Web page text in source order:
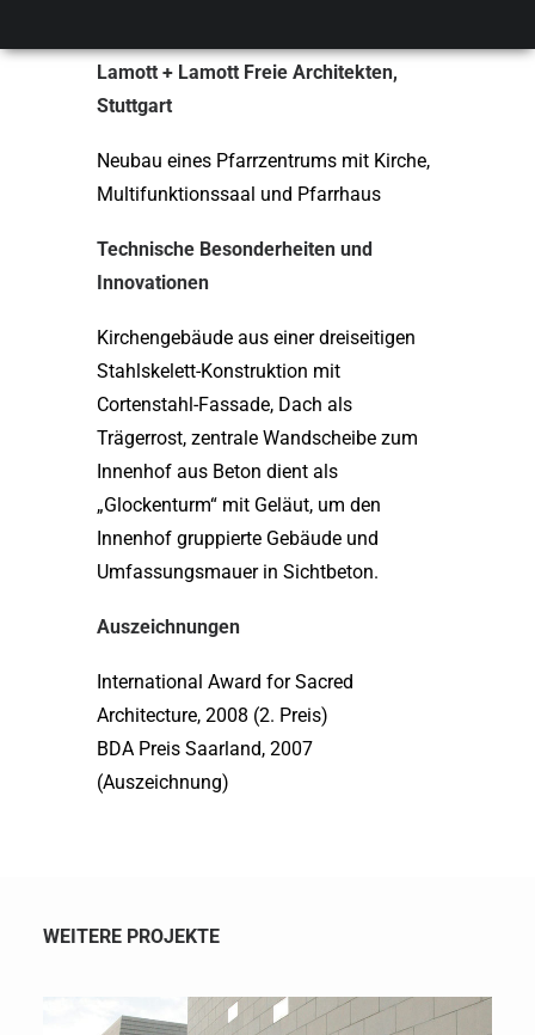
Lamott + Lamott Freie Architekten,
Stuttgart
Neubau eines Pfarrzentrums mit Kirche,
Multifunktionssaal und Pfarrhaus
Technische Besonderheiten und
Innovationen
Kirchengebäude aus einer dreiseitigen
Stahlskelett-Konstruktion mit
Cortenstahl-Fassade, Dach als
Trägerrost, zentrale Wandscheibe zum
Innenhof aus Beton dient als
„Glockenturm“ mit Geläut, um den
Innenhof gruppierte Gebäude und
Umfassungsmauer in Sichtbeton.
Auszeichnungen
International Award for Sacred
Architecture, 2008 (2. Preis)
BDA Preis Saarland, 2007
(Auszeichnung)
WEITERE PROJEKTE